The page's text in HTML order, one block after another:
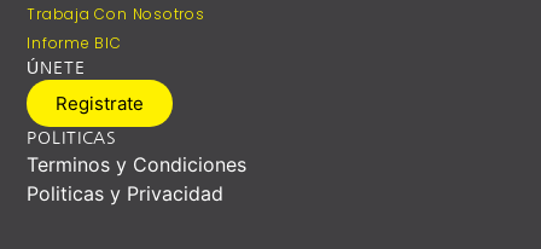
Trabaja Con Nosotros
Informe BIC
ÚNETE
Registrate
POLITICAS
Terminos y Condiciones
Politicas y Privacidad